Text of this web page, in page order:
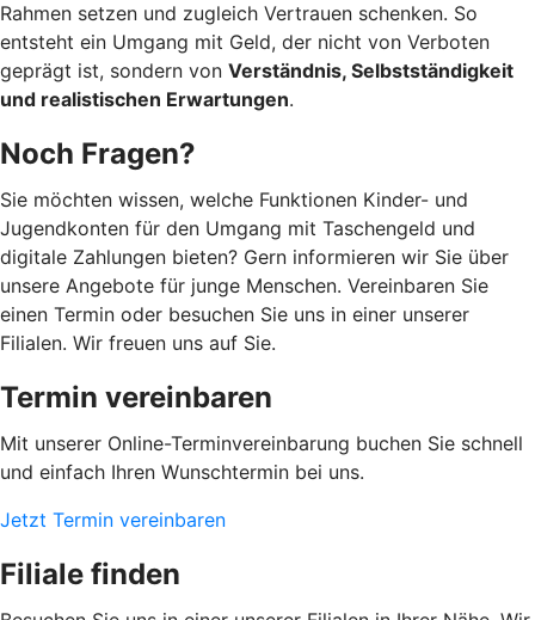
Rahmen setzen und zugleich Vertrauen schenken. So
entsteht ein Umgang mit Geld, der nicht von Verboten
geprägt ist, sondern von Verständnis, Selbstständigkeit
und realistischen Erwartungen.
Noch Fragen?
Sie möchten wissen, welche Funktionen Kinder- und
Jugendkonten für den Umgang mit Taschengeld und
digitale Zahlungen bieten? Gern informieren wir Sie über
unsere Angebote für junge Menschen. Vereinbaren Sie
einen Termin oder besuchen Sie uns in einer unserer
Filialen. Wir freuen uns auf Sie.
Termin vereinbaren
Mit unserer Online-Terminvereinbarung buchen Sie schnell
und einfach Ihren Wunschtermin bei uns.
Jetzt Termin vereinbaren
Filiale finden